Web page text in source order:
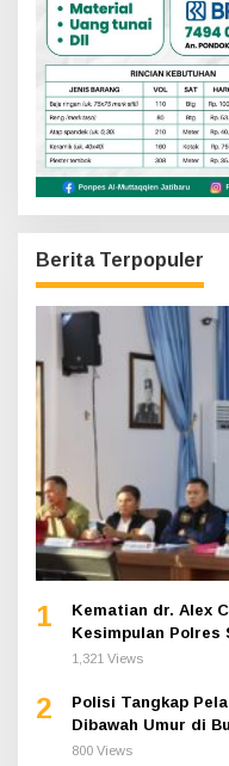
Berita Terpopuler
1
Kematian dr. Alex
Kesimpulan Polres
1,321 Views
2
Polisi Tangkap
Dibawah Umur di
800 Views